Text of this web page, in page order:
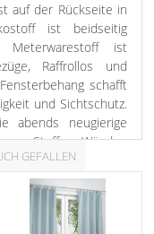
auf der Rückseite in
ist beidseitig
Meterwarestoff ist
Raffrollos und
schafft
und Sichtschutz.
abends neugierige
Stoffen, Wänden
und harmonische
von dem sich die
GEFALLEN